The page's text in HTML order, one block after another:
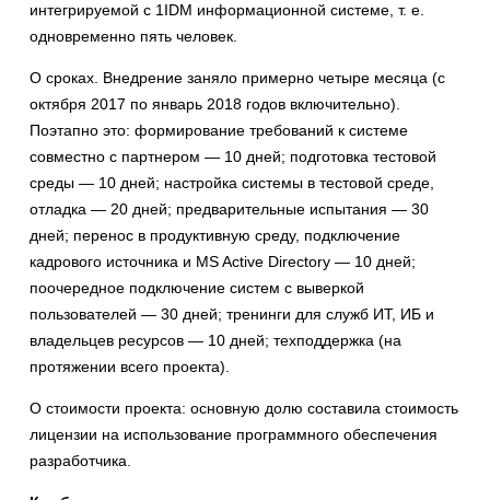
интегрируемой с 1IDM информационной системе, т. е.
одновременно пять человек.
О сроках. Внедрение заняло примерно четыре месяца (с
октября 2017 по январь 2018 годов включительно).
Поэтапно это: формирование требований к системе
совместно с партнером — 10 дней; подготовка тестовой
среды — 10 дней; настройка системы в тестовой среде,
отладка — 20 дней; предварительные испытания — 30
дней; перенос в продуктивную среду, подключение
кадрового источника и MS Active Directory — 10 дней;
поочередное подключение систем с выверкой
пользователей — 30 дней; тренинги для служб ИТ, ИБ и
владельцев ресурсов — 10 дней; техподдержка (на
протяжении всего проекта).
О стоимости проекта: основную долю составила стоимость
лицензии на использование программного обеспечения
разработчика.